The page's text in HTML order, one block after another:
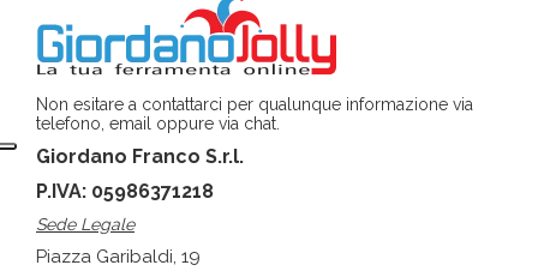
Non esitare a contattarci per qualunque informazione via
telefono, email oppure via chat.
Giordano Franco S.r.l.
P.IVA: 05986371218
Sede Legale
Piazza Garibaldi, 19